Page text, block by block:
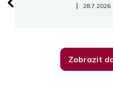
Hodnocení obchodu je 5
| 28.7.2026
Zobrazit